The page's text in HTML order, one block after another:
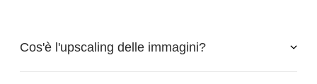
Cos'è l'upscaling delle immagini?